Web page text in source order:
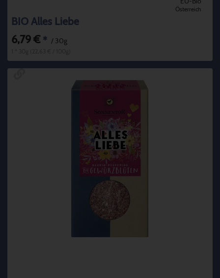
Österreich
BIO Alles Liebe
6,79 € * / 30g